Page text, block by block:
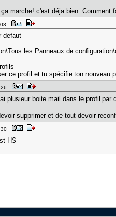
marche! c'est déja bien. Comment
defaut
les Panneaux de
ce profil et tu spécifie ton nouveau
plusieur boite mail dans le profil
supprimer et de tout devoir
HS